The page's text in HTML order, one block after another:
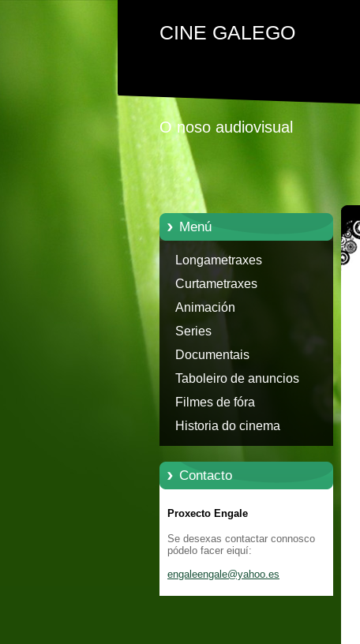
CINE GALEGO
O noso audiovisual
Menú
Longametraxes
Curtametraxes
Animación
Series
Documentais
Taboleiro de anuncios
Filmes de fóra
Historia do cinema
Contacto
Proxecto Engale
Se desexas contactar connosco
pódelo facer eiquí:
engaleengale@yahoo.es